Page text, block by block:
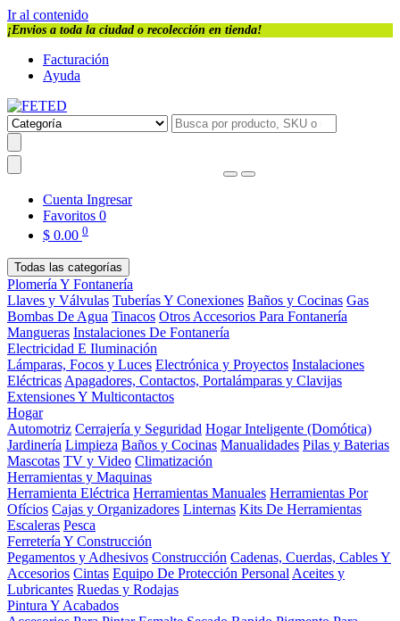
Ir al contenido
¡Envios a toda la ciudad o recolección en tienda!
Facturación
Ayuda
Cuenta Ingresar
Favoritos 0
$ 0.00 0
Todas las categorías
Plomería Y Fontanería
Llaves y Válvulas Tuberías Y Conexiones Baños y Cocinas Gas
Bombas De Agua Tinacos Otros Accesorios Para Fontanería
Mangueras Instalaciones De Fontanería
Electricidad E Iluminación
Lámparas, Focos y Luces Electrónica y Proyectos Instalaciones
Eléctricas Apagadores, Contactos, Portalámparas y Clavijas
Extensiones Y Multicontactos
Hogar
Automotriz Cerrajería y Seguridad Hogar Inteligente (Domótica)
Jardinería Limpieza Baños y Cocinas Manualidades Pilas y Baterias
Mascotas TV y Video Climatización
Herramientas y Maquinas
Herramienta Eléctrica Herramientas Manuales Herramientas Por
Ofícios Cajas y Organizadores Linternas Kits De Herramientas
Escaleras Pesca
Ferretería Y Construcción
Pegamentos y Adhesivos Construcción Cadenas, Cuerdas, Cables Y
Accesorios Cintas Equipo De Protección Personal Aceites y
Lubricantes Ruedas y Rodajas
Pintura Y Acabados